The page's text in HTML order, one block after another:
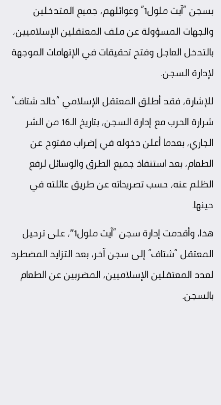
بسجن “آيت ملول1” وعوائلهم، جميع المتدخلين
والجهات المسؤولة عن ملف المعتقلين الإسلاميين،
بالتدخل العاجل وفتح تحقيقات في الإتهامات الموجهة
لإدارة السجن.
للإشارة، فقد أطلق المعتقل الإسلامي “خالد شتاف”
شرارة الحرب مع إدارة السجن، بتاريخ الـ16 من الشر
الجاري، بعدما أعلن دخوله في إضراب مفتوح عن
الطعام، بعد استنفاذ جميع الطرق والوسائل لرفع
الظلم عنه، حسب تصريحاته عن طريق عائلته في
حينها.
هذا، وأقدمت إدارة سجن “آيت ملول1″، على ترحيل
المعتقل “شتاف” إلى سجن آخر، بعد التزايد المضطرد
لعدد المعتقلين الإسلاميين، المضربين عن الطعام
بالسجن.